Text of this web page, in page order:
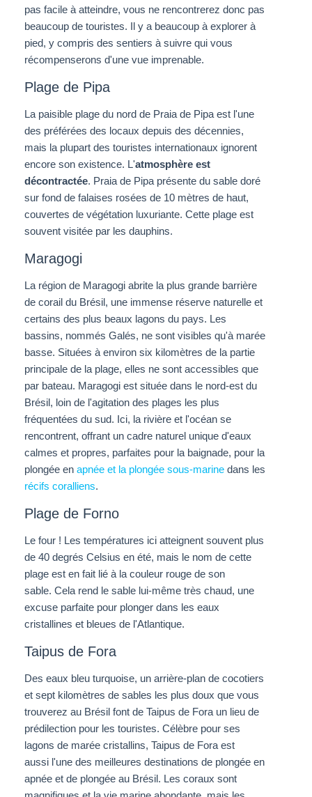
pas facile à atteindre, vous ne rencontrerez donc pas
beaucoup de touristes. Il y a beaucoup à explorer à
pied, y compris des sentiers à suivre qui vous
récompenserons d'une vue imprenable.
Plage de Pipa
La paisible plage du nord de Praia de Pipa est l'une
des préférées des locaux depuis des décennies,
mais la plupart des touristes internationaux ignorent
encore son existence. L'atmosphère est
décontractée. Praia de Pipa présente du sable doré
sur fond de falaises rosées de 10 mètres de haut,
couvertes de végétation luxuriante. Cette plage est
souvent visitée par les dauphins.
Maragogi
La région de Maragogi abrite la plus grande barrière
de corail du Brésil, une immense réserve naturelle et
certains des plus beaux lagons du pays. Les
bassins, nommés Galés, ne sont visibles qu'à marée
basse. Situées à environ six kilomètres de la partie
principale de la plage, elles ne sont accessibles que
par bateau. Maragogi est située dans le nord-est du
Brésil, loin de l'agitation des plages les plus
fréquentées du sud. Ici, la rivière et l'océan se
rencontrent, offrant un cadre naturel unique d'eaux
calmes et propres, parfaites pour la baignade, pour la
plongée en apnée et la plongée sous-marine dans les
récifs coralliens.
Plage de Forno
Le four ! Les températures ici atteignent souvent plus
de 40 degrés Celsius en été, mais le nom de cette
plage est en fait lié à la couleur rouge de son
sable. Cela rend le sable lui-même très chaud, une
excuse parfaite pour plonger dans les eaux
cristallines et bleues de l'Atlantique.
Taipus de Fora
Des eaux bleu turquoise, un arrière-plan de cocotiers
et sept kilomètres de sables les plus doux que vous
trouverez au Brésil font de Taipus de Fora un lieu de
prédilection pour les touristes. Célèbre pour ses
lagons de marée cristallins, Taipus de Fora est
aussi l'une des meilleures destinations de plongée en
apnée et de plongée au Brésil. Les coraux sont